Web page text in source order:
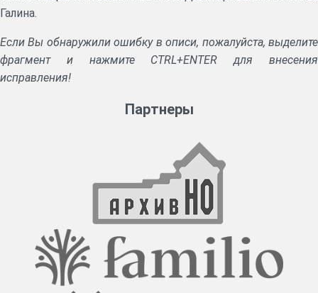
Галина.
Если Вы обнаружили ошибку в описи, пожалуйста, выделите
фрагмент и нажмите CTRL+ENTER для внесения
исправления!
Партнеры